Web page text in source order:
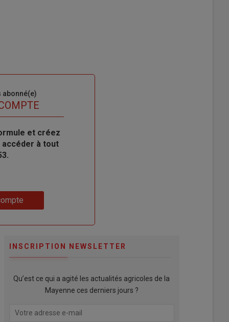
abonné(e)
et créez
à tout
INSCRIPTION NEWSLETTER
Qu’est ce qui a agité les actualités agricoles de la
Mayenne ces derniers jours ?